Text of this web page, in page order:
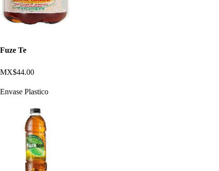
Fuze Te
MX$44.00
Envase Plastico